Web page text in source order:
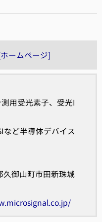
ームページ]
用受光素子、受光I
など半導体デバイス
御山町市田新珠城